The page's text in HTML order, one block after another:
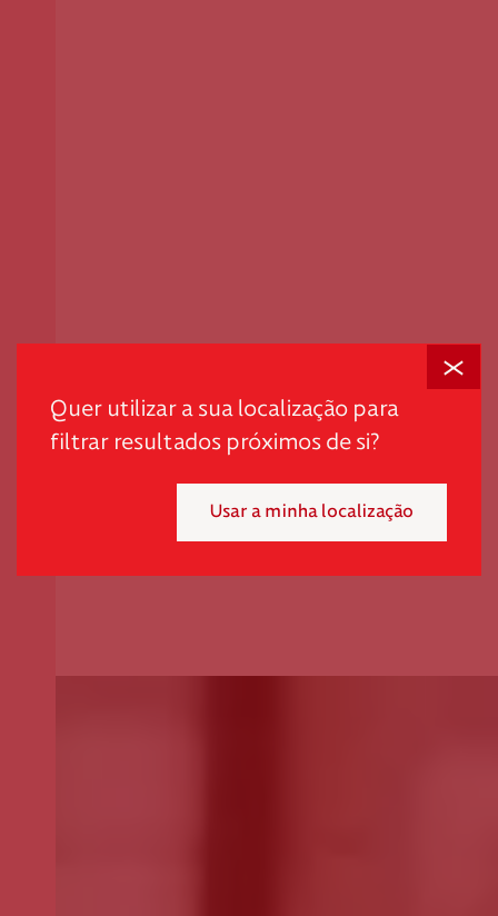
Quer utilizar a sua localização para
filtrar resultados próximos de si?
Usar a minha localização